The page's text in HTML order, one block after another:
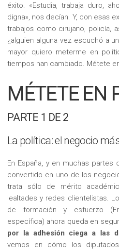
éxito. «Estudia, trabaja duro,
digna», nos decían. Y, con esas
trabajos como cirujano, policía,
¿alguien alguna vez escuchó a
mayor quiero meterme en
tiempos han cambiado. Métete
MÉTETE EN
PARTE 1 DE 2
La política: el negocio
En España, y en muchas partes
convertido en uno de los
trata sólo de mérito
lealtades y redes clientelistas.
de formación y esfuerzo
específica) ahora queda en
por la adhesión ciega a las
vemos en cómo los